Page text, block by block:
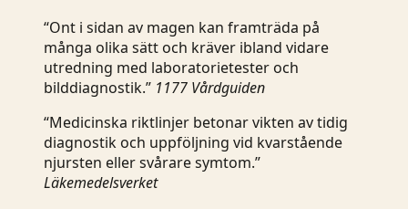
“Ont i sidan av magen kan framträda på
många olika sätt och kräver ibland vidare
utredning med laboratorietester och
bilddiagnostik.” 1177 Vårdguiden
“Medicinska riktlinjer betonar vikten av tidig
diagnostik och uppföljning vid kvarstående
njursten eller svårare symtom.”
Läkemedelsverket